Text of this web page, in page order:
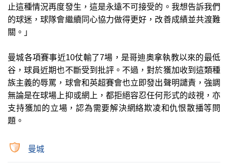
止這種情況再度發生，這是永遠不可接受的。我想告訴我們
的球迷，球隊會繼續同心協力做得更好，改善成績並共渡難
關。」
曼城各項賽事近10仗輸了7場，是哥迪奧拿執教以來的最低
谷，球員近期也不斷受到批評。不過，對於獲加收到這類種
族主義的辱罵，球會和英超賽會也立即發出聲明譴責，強調
無論是在球場上抑或網上，都拒絕容忍任何形式的歧視，亦
支持獲加的立場，認為需要解決網絡欺凌和仇恨散播等問
題。
曼城